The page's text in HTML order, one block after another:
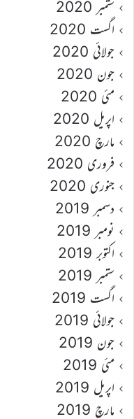
ستمبر 2020
اگست 2020
جولائی 2020
جون 2020
مئی 2020
اپریل 2020
مارچ 2020
فروری 2020
جنوری 2020
دسمبر 2019
نومبر 2019
اکتوبر 2019
ستمبر 2019
اگست 2019
جولائی 2019
جون 2019
مئی 2019
اپریل 2019
مارچ 2019